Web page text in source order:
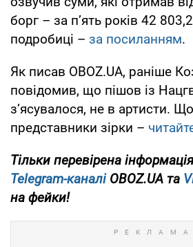
борг – за п’ять років 42
подробиці – за посиланням.
Як писав OBOZ.UA, раніше
повідомив, що пішов із
зʼясувалося, не в артисти.
представники зірки –
Тільки перевірена
Telegram-каналіOBOZ.UA та
на фейки!